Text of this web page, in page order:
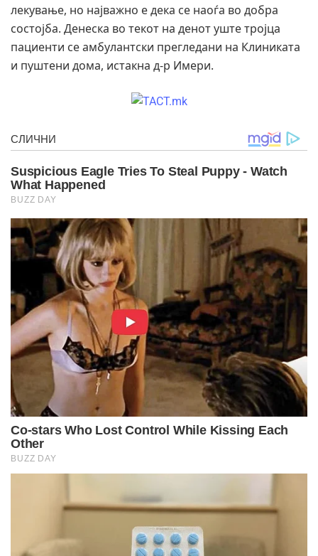
лекување, но најважно е дека се наоѓа во добра
состојба. Денеска во текот на денот уште тројца
пациенти се амбулантски прегледани на Клиниката
и пуштени дома, истакна д-р Имери.